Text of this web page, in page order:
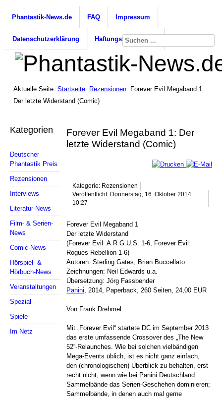
Phantastik-News.de FAQ Impressum
Datenschutzerklärung Haftungsausschluss
Aktuelle Seite: Startseite Rezensionen
Forever Evil Megaband 1:
Der letzte Widerstand (Comic)
Kategorien
Deutscher
Phantastik Preis
Rezensionen
Interviews
Literatur-News
Film- & Serien-
News
Comic-News
Hörspiel- &
Hörbuch-News
Veranstaltungen
Spezial
Spiele
Im Netz
Forever Evil Megaband 1: Der
letzte Widerstand (Comic)
Kategorie: Rezensionen
Veröffentlicht: Donnerstag, 16. Oktober 2014
10:27
Forever Evil Megaband 1
Der letzte Widerstand
(Forever Evil: A.R.G.U.S. 1-6, Forever Evil:
Rogues Rebellion 1-6)
Autoren: Sterling Gates, Brian Buccellato
Zeichnungen: Neil Edwards u.a.
Übersetzung: Jörg Fassbender
Panini , 2014, Paperback, 260 Seiten, 24,00 EUR
Von Frank Drehmel
Mit „Forever Evil“ startete DC im September 2013
das erste umfassende Crossover des „The New
52“-Relaunches. Wie bei solchen vielbändigen
Mega-Events üblich, ist es nicht ganz einfach,
den (chronologischen) Überblick zu behalten, erst
recht nicht, wenn wie bei Panini Deutschland
Sammelbände das Serien-Geschehen dominieren;
Sammelbände, in denen auch mal gerne